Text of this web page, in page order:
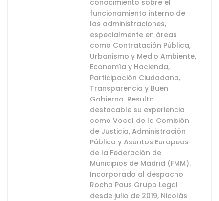
conocimiento sobre el
funcionamiento interno de
las administraciones,
especialmente en áreas
como Contratación Pública,
Urbanismo y Medio Ambiente,
Economía y Hacienda,
Participación Ciudadana,
Transparencia y Buen
Gobierno. Resulta
destacable su experiencia
como Vocal de la Comisión
de Justicia, Administración
Pública y Asuntos Europeos
de la Federación de
Municipios de Madrid (FMM).
Incorporado al despacho
Rocha Paus Grupo Legal
desde julio de 2019, Nicolás